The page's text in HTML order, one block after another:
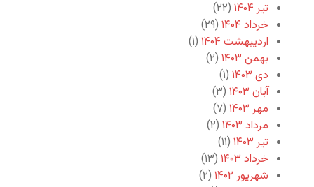
تیر ۱۴۰۴
(۲۲)
خرداد ۱۴۰۴
(۲۹)
اردیبهشت ۱۴۰۴
(۱)
بهمن ۱۴۰۳
(۲)
دی ۱۴۰۳
(۱)
آبان ۱۴۰۳
(۳)
مهر ۱۴۰۳
(۷)
مرداد ۱۴۰۳
(۲)
تیر ۱۴۰۳
(۱۱)
خرداد ۱۴۰۳
(۱۳)
شهریور ۱۴۰۲
(۲)